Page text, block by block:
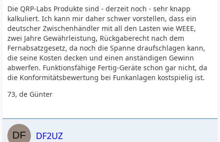
Die QRP-Labs Produkte sind - derzeit noch - sehr knapp
kalkuliert. Ich kann mir daher schwer vorstellen, dass ein
deutscher Zwischenhändler mit all den Lasten wie WEEE,
zwei Jahre Gewährleistung, Rückgaberecht nach dem
Fernabsatzgesetz, da noch die Spanne draufschlagen kann,
die seine Kosten decken und einen anständigen Gewinn
abwerfen. Funktionsfähige Fertig-Geräte schon gar nicht, da
die Konformitätsbewertung bei Funkanlagen kostspielig ist.
73, de Günter
DF2UZ